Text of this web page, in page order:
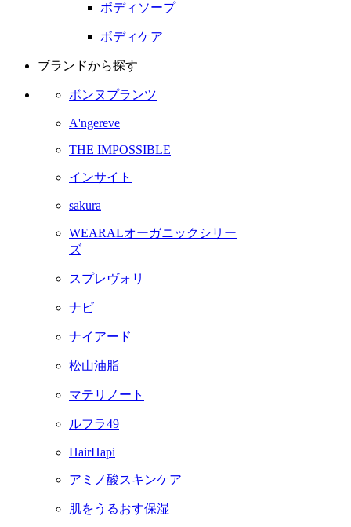
ボディソープ
ボディケア
ブランドから探す
ボンヌプランツ
A'ngereve
THE IMPOSSIBLE
インサイト
sakura
WEARALオーガニックシリー
ズ
スプレヴォリ
ナビ
ナイアード
松山油脂
マテリノート
ルフラ49
HairHapi
アミノ酸スキンケア
肌をうるおす保湿